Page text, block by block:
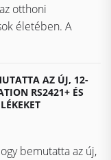
otthoni
életében. A
AZ ÚJ, 12-
RS2421+ ÉS
bemutatta az új,